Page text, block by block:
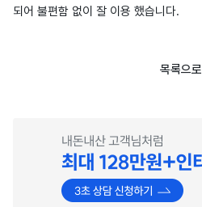
되어 불편함 없이 잘 이용 했습니다.
목록으로